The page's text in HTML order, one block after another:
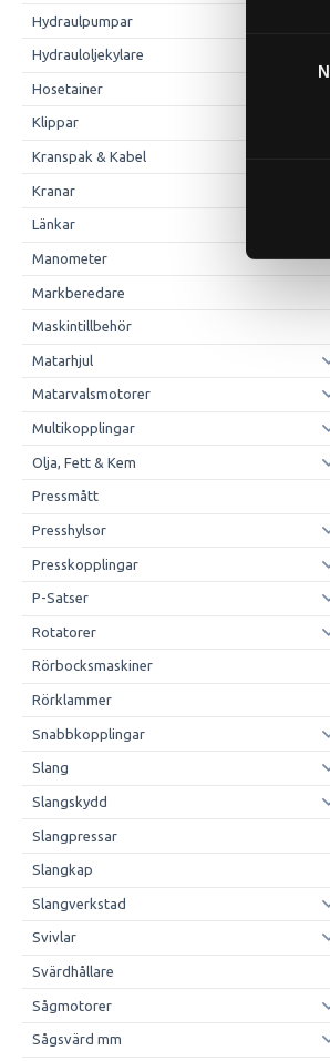
Hydraulpumpar
Hydrauloljekylare
Hosetainer
Klippar
Kranspak & Kabel
Kranar
Länkar
Manometer
Markberedare
Maskintillbehör
Matarhjul
Matarvalsmotorer
Multikopplingar
Olja, Fett & Kem
Pressmått
Presshylsor
Presskopplingar
P-Satser
Rotatorer
Rörbocksmaskiner
Rörklammer
Snabbkopplingar
Slang
Slangskydd
Slangpressar
Slangkap
Slangverkstad
Svivlar
Svärdhållare
Sågmotorer
Sågsvärd mm